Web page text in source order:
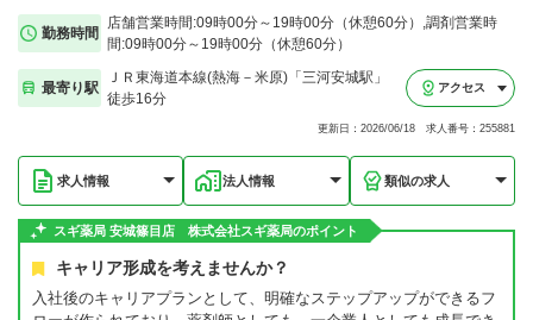
勤務時間
店舗営業時間:09時00分～19時00分（休憩60分）,調剤営業時
間:09時00分～19時00分（休憩60分）
最寄り駅
ＪＲ東海道本線(熱海－米原)「三河安城駅」
徒歩16分
アクセス
更新日：2026/06/18 求人番号：255881
求人情報 法人情報 類似の求人
スギ薬局 安城篠目店 株式会社スギ薬局のポイント
キャリア形成を考えませんか？
入社後のキャリアプランとして、明確なステップアップができるフ